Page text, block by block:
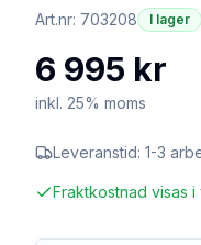
Art.nr: 703208 I lager
6 995 kr
inkl. 25% moms
Leveranstid: 1-3
Fraktkostnad visas